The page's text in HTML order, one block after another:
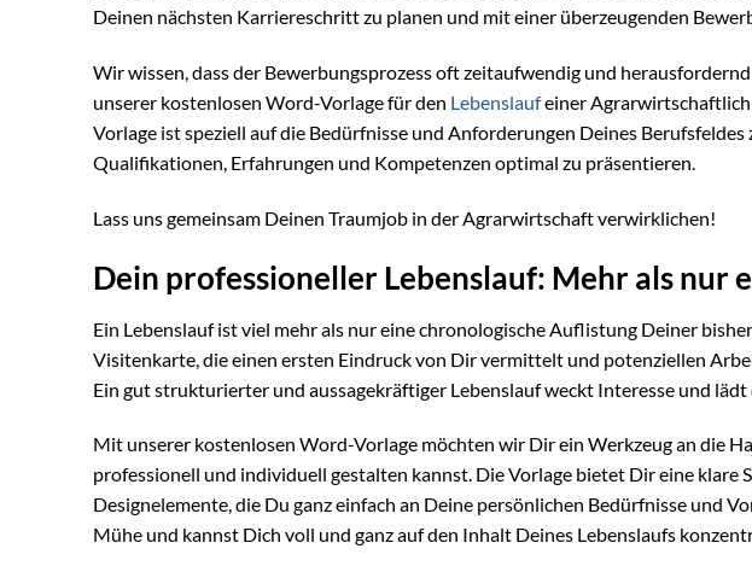
Deinen nächsten Karriereschritt zu planen und mit einer überzeugenden
Wir wissen, dass der Bewerbungsprozess oft zeitaufwendig und
unserer kostenlosen Word-Vorlage für den Lebenslaufeiner
Vorlage ist speziell auf die Bedürfnisse und Anforderungen Deines
Qualifikationen, Erfahrungen und Kompetenzen optimal zu präsentieren.
Lass uns gemeinsam Deinen Traumjob in der Agrarwirtschaft verwirklichen!
Dein professioneller Lebenslauf: Mehr als nur
Ein Lebenslauf ist viel mehr als nur eine chronologische Auflistung Deiner
Visitenkarte, die einen ersten Eindruck von Dir vermittelt und potenziellen
Ein gut strukturierter und aussagekräftiger Lebenslauf weckt Interesse und lädt
Mit unserer kostenlosen Word-Vorlage möchten wir Dir ein Werkzeug an die
professionell und individuell gestalten kannst. Die Vorlage bietet Dir eine klare
Designelemente, die Du ganz einfach an Deine persönlichen Bedürfnisse und
Mühe und kannst Dich voll und ganz auf den Inhalt Deines Lebenslaufs